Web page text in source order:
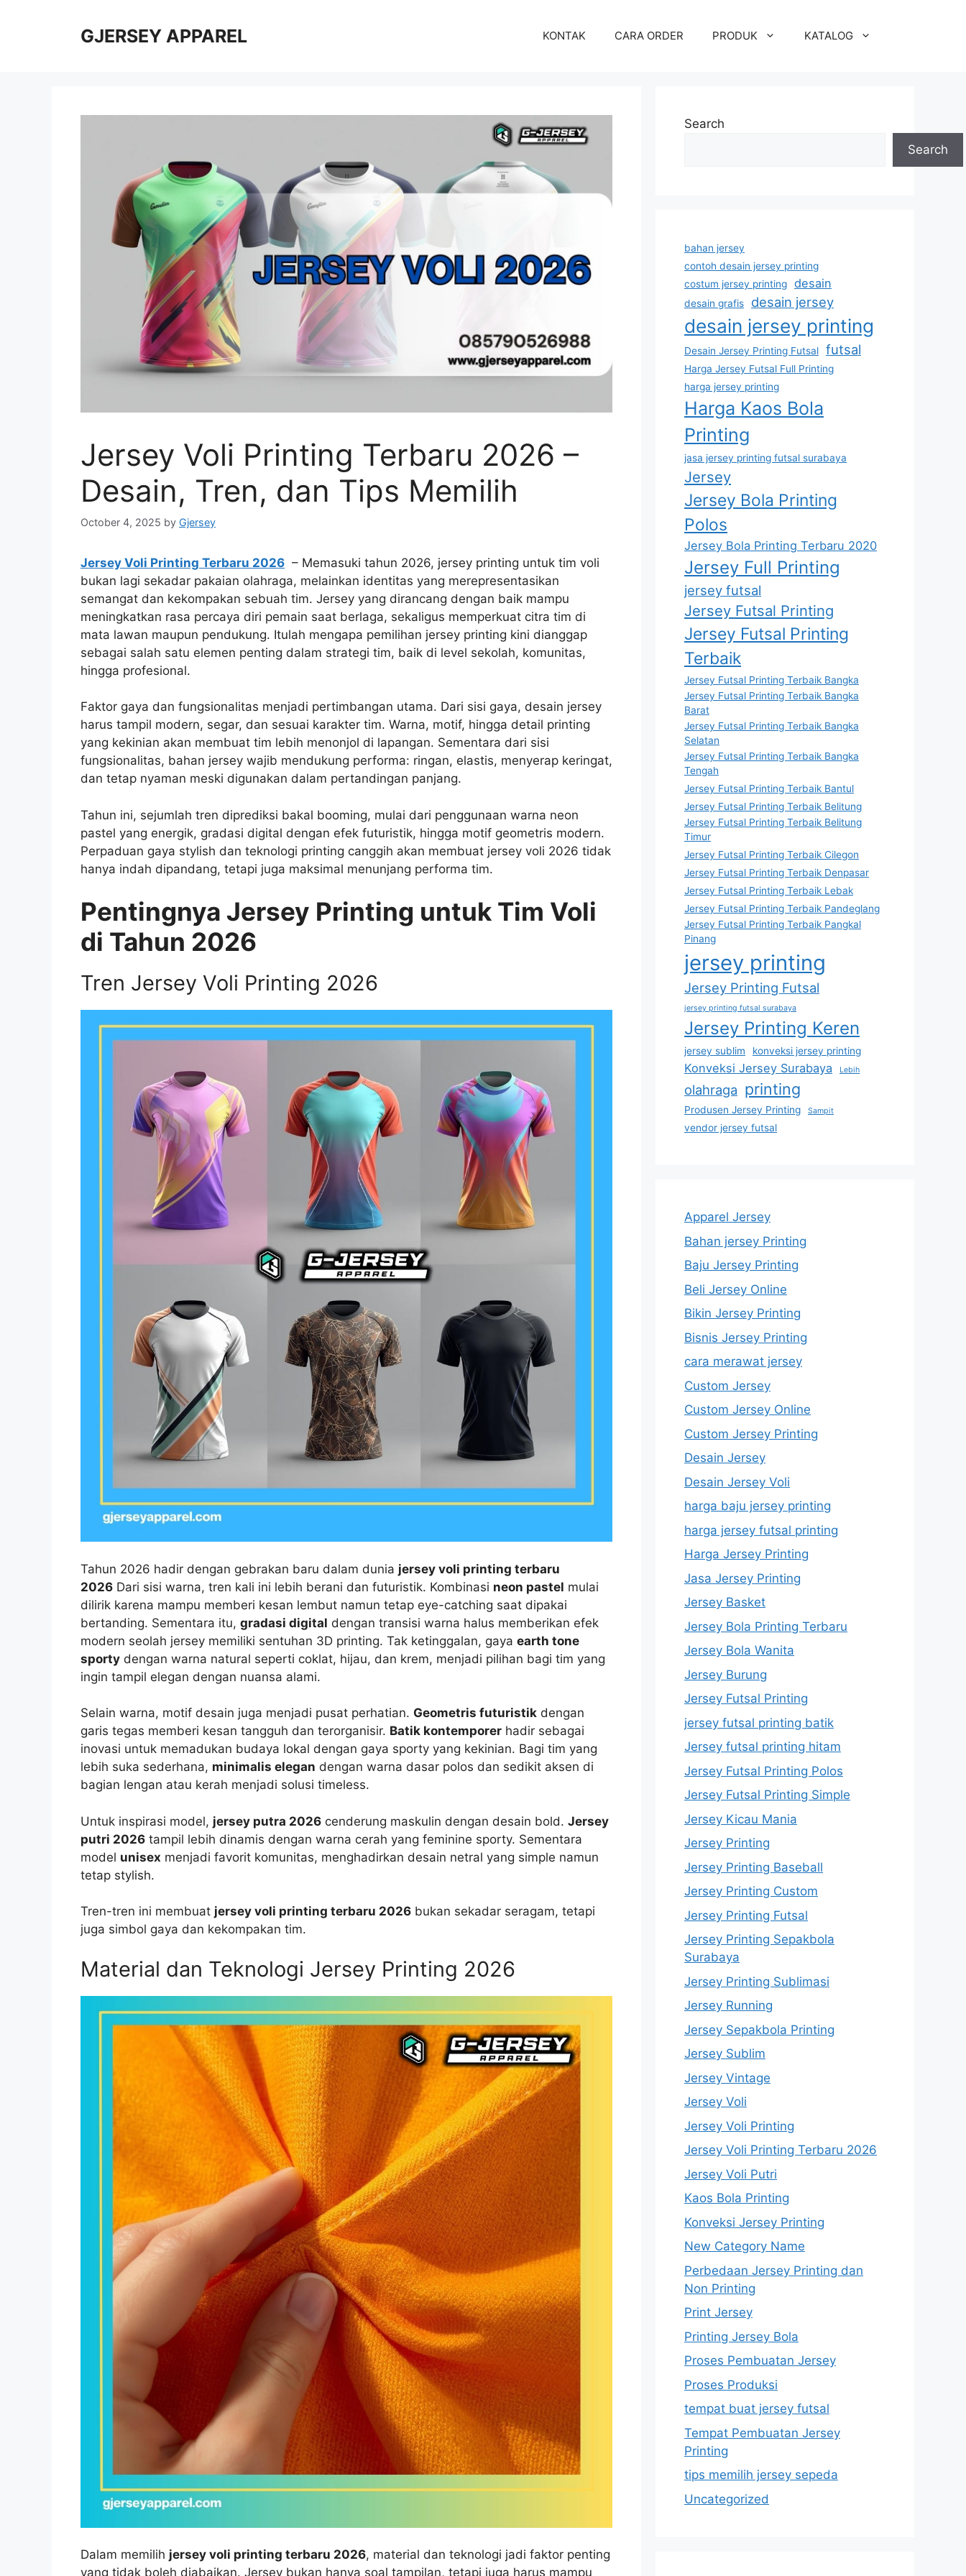
GJERSEY APPAREL KONTAK CARA ORDER PRODUK KATALOG
Jersey Voli Printing Terbaru 2026 –
Desain, Tren, dan Tips Memilih
October 4, 2025 by Gjersey
Jersey Voli Printing Terbaru 2026 – Memasuki tahun 2026, jersey printing untuk tim voli
bukan lagi sekadar pakaian olahraga, melainkan identitas yang merepresentasikan
semangat dan kekompakan sebuah tim. Jersey yang dirancang dengan baik mampu
meningkatkan rasa percaya diri pemain saat berlaga, sekaligus memperkuat citra tim di
mata lawan maupun pendukung. Itulah mengapa pemilihan jersey printing kini dianggap
sebagai salah satu elemen penting dalam strategi tim, baik di level sekolah, komunitas,
hingga profesional.
Faktor gaya dan fungsionalitas menjadi pertimbangan utama. Dari sisi gaya, desain jersey
harus tampil modern, segar, dan sesuai karakter tim. Warna, motif, hingga detail printing
yang kekinian akan membuat tim lebih menonjol di lapangan. Sementara dari sisi
fungsionalitas, bahan jersey wajib mendukung performa: ringan, elastis, menyerap keringat,
dan tetap nyaman meski digunakan dalam pertandingan panjang.
Tahun ini, sejumlah tren diprediksi bakal booming, mulai dari penggunaan warna neon
pastel yang energik, gradasi digital dengan efek futuristik, hingga motif geometris modern.
Perpaduan gaya stylish dan teknologi printing canggih akan membuat jersey voli 2026 tidak
hanya indah dipandang, tetapi juga maksimal menunjang performa tim.
Pentingnya Jersey Printing untuk Tim Voli
di Tahun 2026
Tren Jersey Voli Printing 2026
Tahun 2026 hadir dengan gebrakan baru dalam dunia jersey voli printing terbaru
2026 Dari sisi warna, tren kali ini lebih berani dan futuristik. Kombinasi neon pastel mulai
dilirik karena mampu memberi kesan lembut namun tetap eye-catching saat dipakai
bertanding. Sementara itu, gradasi digital dengan transisi warna halus memberikan efek
modern seolah jersey memiliki sentuhan 3D printing. Tak ketinggalan, gaya earth tone
sporty dengan warna natural seperti coklat, hijau, dan krem, menjadi pilihan bagi tim yang
ingin tampil elegan dengan nuansa alami.
Selain warna, motif desain juga menjadi pusat perhatian. Geometris futuristik dengan
garis tegas memberi kesan tangguh dan terorganisir. Batik kontemporer hadir sebagai
inovasi untuk memadukan budaya lokal dengan gaya sporty yang kekinian. Bagi tim yang
lebih suka sederhana, minimalis elegan dengan warna dasar polos dan sedikit aksen di
bagian lengan atau kerah menjadi solusi timeless.
Untuk inspirasi model, jersey putra 2026 cenderung maskulin dengan desain bold. Jersey
putri 2026 tampil lebih dinamis dengan warna cerah yang feminine sporty. Sementara
model unisex menjadi favorit komunitas, menghadirkan desain netral yang simple namun
tetap stylish.
Tren-tren ini membuat jersey voli printing terbaru 2026 bukan sekadar seragam, tetapi
juga simbol gaya dan kekompakan tim.
Material dan Teknologi Jersey Printing 2026
Dalam memilih jersey voli printing terbaru 2026, material dan teknologi jadi faktor penting
yang tidak boleh diabaikan. Jersey bukan hanya soal tampilan, tetapi juga harus mampu
Search
Search
bahan jersey
contoh desain jersey printing
costum jersey printing
desain
desain grafis desain jersey
desain jersey printing
Desain Jersey Printing Futsal futsal
Harga Jersey Futsal Full Printing
harga jersey printing
Harga Kaos Bola
Printing
jasa jersey printing futsal surabaya
Jersey
Jersey Bola Printing
Polos
Jersey Bola Printing Terbaru 2020
Jersey Full Printing
jersey futsal
Jersey Futsal Printing
Jersey Futsal Printing
Terbaik
Jersey Futsal Printing Terbaik Bangka
Jersey Futsal Printing Terbaik Bangka
Barat
Jersey Futsal Printing Terbaik Bangka
Selatan
Jersey Futsal Printing Terbaik Bangka
Tengah
Jersey Futsal Printing Terbaik Bantul
Jersey Futsal Printing Terbaik Belitung
Jersey Futsal Printing Terbaik Belitung
Timur
Jersey Futsal Printing Terbaik Cilegon
Jersey Futsal Printing Terbaik Denpasar
Jersey Futsal Printing Terbaik Lebak
Jersey Futsal Printing Terbaik Pandeglang
Jersey Futsal Printing Terbaik Pangkal
Pinang
jersey printing
Jersey Printing Futsal
jersey printing futsal surabaya
Jersey Printing Keren
jersey sublim konveksi jersey printing
Konveksi Jersey Surabaya Lebih
olahraga printing
Produsen Jersey Printing Sampit
vendor jersey futsal
Apparel Jersey
Bahan jersey Printing
Baju Jersey Printing
Beli Jersey Online
Bikin Jersey Printing
Bisnis Jersey Printing
cara merawat jersey
Custom Jersey
Custom Jersey Online
Custom Jersey Printing
Desain Jersey
Desain Jersey Voli
harga baju jersey printing
harga jersey futsal printing
Harga Jersey Printing
Jasa Jersey Printing
Jersey Basket
Jersey Bola Printing Terbaru
Jersey Bola Wanita
Jersey Burung
Jersey Futsal Printing
jersey futsal printing batik
Jersey futsal printing hitam
Jersey Futsal Printing Polos
Jersey Futsal Printing Simple
Jersey Kicau Mania
Jersey Printing
Jersey Printing Baseball
Jersey Printing Custom
Jersey Printing Futsal
Jersey Printing Sepakbola
Surabaya
Jersey Printing Sublimasi
Jersey Running
Jersey Sepakbola Printing
Jersey Sublim
Jersey Vintage
Jersey Voli
Jersey Voli Printing
Jersey Voli Printing Terbaru 2026
Jersey Voli Putri
Kaos Bola Printing
Konveksi Jersey Printing
New Category Name
Perbedaan Jersey Printing dan
Non Printing
Print Jersey
Printing Jersey Bola
Proses Pembuatan Jersey
Proses Produksi
tempat buat jersey futsal
Tempat Pembuatan Jersey
Printing
tips memilih jersey sepeda
Uncategorized